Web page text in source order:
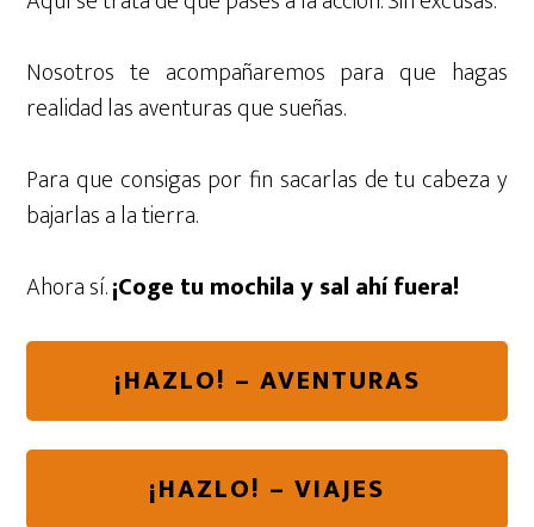
Nosotros te acompañaremos para que hagas
realidad las aventuras que sueñas.
Para que consigas por fin sacarlas de tu cabeza y
bajarlas a la tierra.
Ahora sí.¡Coge tu mochila y sal ahí fuera!
¡HAZLO! – AVENTURAS
¡HAZLO! – VIAJES